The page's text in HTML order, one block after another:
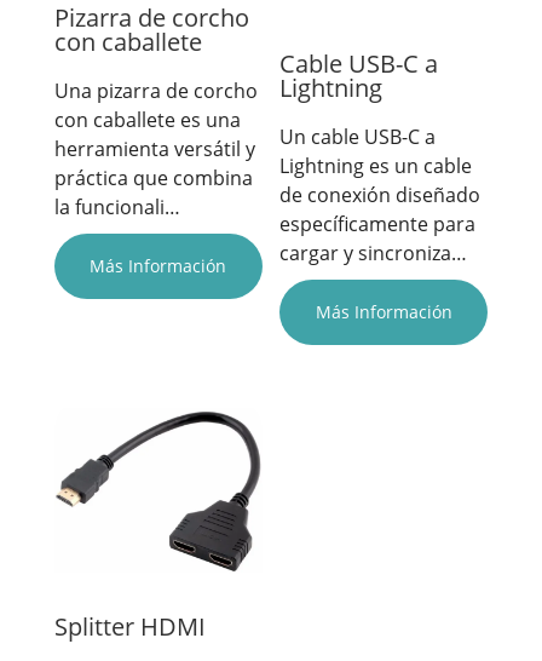
Pizarra de corcho
con caballete
Una pizarra de corcho
con caballete es una
herramienta versátil y
práctica que combina
la funcionali…
Más Información
Cable USB-C a
Lightning
Un cable USB-C a
Lightning es un cable
de conexión diseñado
específicamente para
cargar y sincroniza…
Más Información
Splitter HDMI